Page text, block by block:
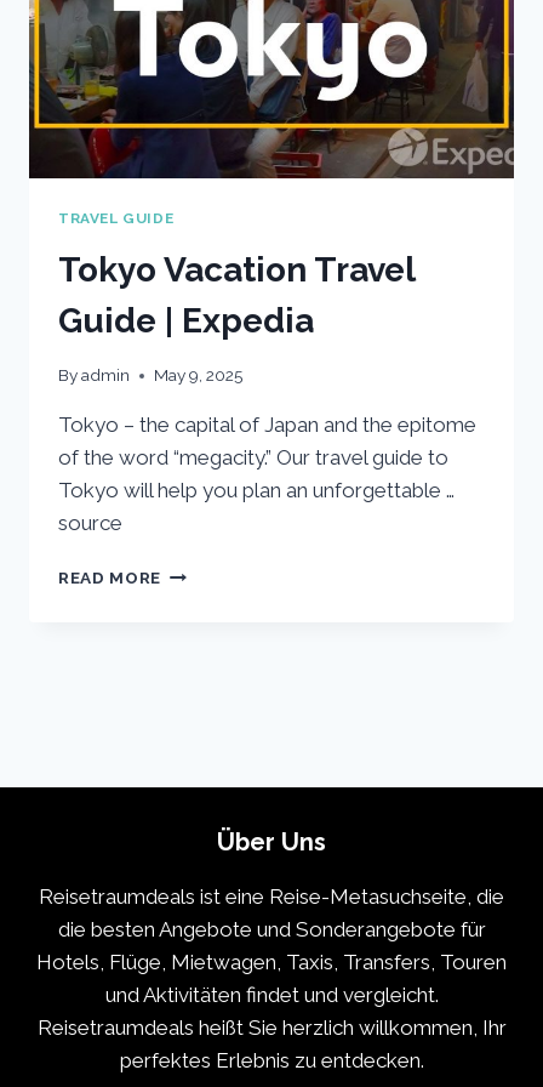
TRAVEL GUIDE
Tokyo Vacation Travel
Guide | Expedia
Byadmin May 9, 2025
Tokyo – the capital of Japan and the epitome
of the word “megacity.” Our travel guide to
Tokyo will help you plan an unforgettable …
source
READ MORE TOKYO
Über Uns
Reisetraumdeals ist eine Reise-Metasuchseite, die
die besten Angebote und Sonderangebote für
Hotels, Flüge, Mietwagen, Taxis, Transfers, Touren
und Aktivitäten findet und vergleicht.
Reisetraumdeals heißt Sie herzlich willkommen, Ihr
perfektes Erlebnis zu entdecken.